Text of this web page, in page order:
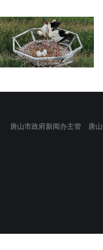
唐山市政府新闻办主管 唐